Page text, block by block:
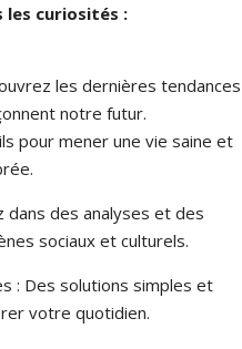
curiosités :
les dernières tendances
notre futur.
pour mener une vie saine et
dans des analyses et des
sociaux et culturels.
: Des solutions simples et
votre quotidien.